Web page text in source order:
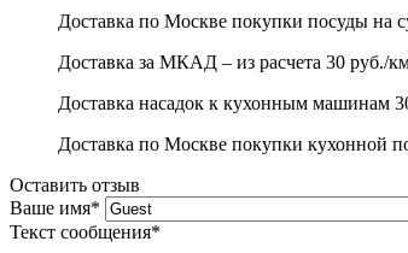
Доставка по Москве покупки посуды на
Доставка за МКАД – из расчета 30 руб./
Доставка насадок к кухонным машинам
Доставка по Москве покупки кухонной
Оставить отзыв
Ваше имя*
Текст сообщения*